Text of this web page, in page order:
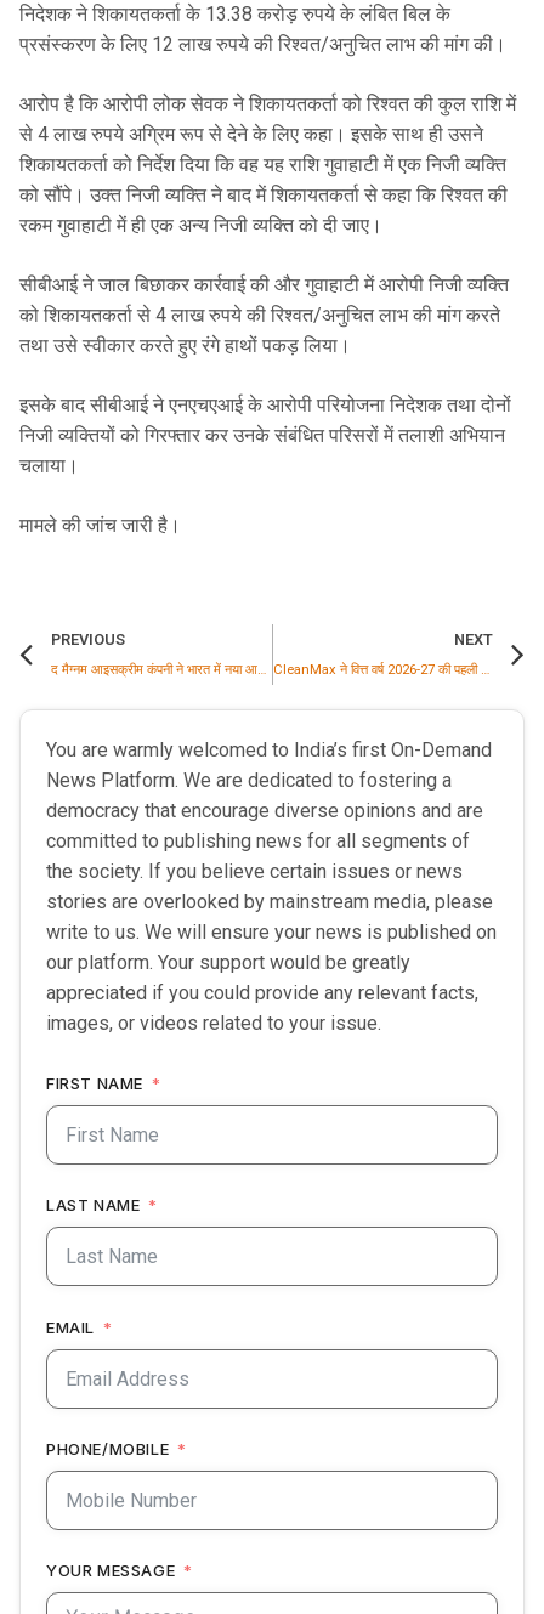
निदेशक ने शिकायतकर्ता के 13.38 करोड़ रुपये के लंबित बिल के
प्रसंस्करण के लिए 12 लाख रुपये की रिश्वत/अनुचित लाभ की मांग की।
आरोप है कि आरोपी लोक सेवक ने शिकायतकर्ता को रिश्वत की कुल राशि में
से 4 लाख रुपये अग्रिम रूप से देने के लिए कहा। इसके साथ ही उसने
शिकायतकर्ता को निर्देश दिया कि वह यह राशि गुवाहाटी में एक निजी व्यक्ति
को सौंपे। उक्त निजी व्यक्ति ने बाद में शिकायतकर्ता से कहा कि रिश्वत की
रकम गुवाहाटी में ही एक अन्य निजी व्यक्ति को दी जाए।
सीबीआई ने जाल बिछाकर कार्रवाई की और गुवाहाटी में आरोपी निजी व्यक्ति
को शिकायतकर्ता से 4 लाख रुपये की रिश्वत/अनुचित लाभ की मांग करते
तथा उसे स्वीकार करते हुए रंगे हाथों पकड़ लिया।
इसके बाद सीबीआई ने एनएचएआई के आरोपी परियोजना निदेशक तथा दोनों
निजी व्यक्तियों को गिरफ्तार कर उनके संबंधित परिसरों में तलाशी अभियान
चलाया।
मामले की जांच जारी है।
PREVIOUS
द मैग्नम आइसक्रीम कंपनी ने भारत में नया आरडी एंड आई सेंटर खोला, क्षेत्रीय नवाचार क्षमताओं को मिलेगी मजबूती
NEXT
CleanMax ने वित्त वर्ष 2026-27 की पहली तिमाही में रिकॉर्ड 500 मेगावाट से अधिक क्षमता का कमीशनिंग किया, परिचालन नवीकरणीय ऊर्जा पोर्टफोलियो बढ़कर 4.2 गीगावाट हुआ
You are warmly welcomed to India’s first On-Demand
News Platform. We are dedicated to fostering a
democracy that encourage diverse opinions and are
committed to publishing news for all segments of
the society. If you believe certain issues or news
stories are overlooked by mainstream media, please
write to us. We will ensure your news is published on
our platform. Your support would be greatly
appreciated if you could provide any relevant facts,
images, or videos related to your issue.
FIRST NAME
LAST NAME
EMAIL
PHONE/MOBILE
YOUR MESSAGE